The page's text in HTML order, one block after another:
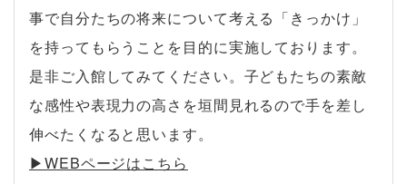
事で自分たちの将来について考える「きっかけ」
を持ってもらうことを目的に実施しております。
是非ご入館してみてください。子どもたちの素敵
な感性や表現力の高さを垣間見れるので手を差し
伸べたくなると思います。
▶︎WEBページはこちら